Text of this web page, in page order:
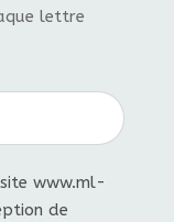
lettre
www.ml-
de